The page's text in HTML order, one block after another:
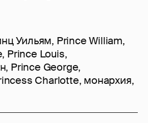
Уильям, Prince William,
, Prince Louis,
, Prince George,
Charlotte, монархия,